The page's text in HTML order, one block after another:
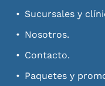
Sucursales y
Nosotros.
Contacto.
Paquetes y